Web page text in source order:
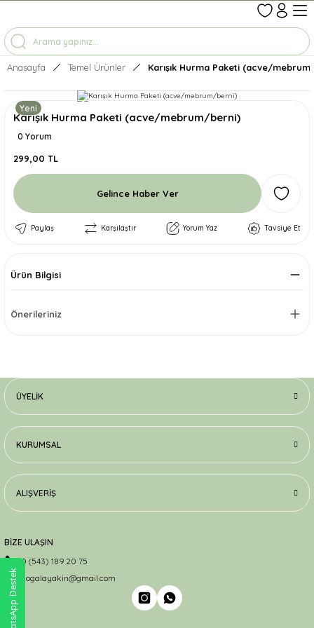
Anasayfa Temel Ürünler Karışık Hurma Paketi (acve/
Yeni
Karışık Hurma Paketi (acve/mebrum/berni)
0 Yorum
299,00 TL
Gelince Haber Ver
Paylaş Karşılaştır Yorum Yaz Tavsiye Et
Ürün Bilgisi
Önerileriniz
ÜYELIK
KURUMSAL
ALIŞVERIŞ
BİZE ULAŞIN
0 (543) 189 20 75
dogalayakin@gmail.com
WhatsApp Destek